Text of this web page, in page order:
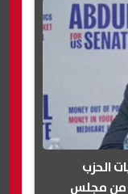
الحزب
من مجلس